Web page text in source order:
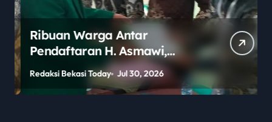
Ribuan Warga Antar
Pendaftaran H. Asmawi,
Dukungan Menggema:
“Lanjutkan!”
Redaksi Bekasi Today Jul 30, 2026